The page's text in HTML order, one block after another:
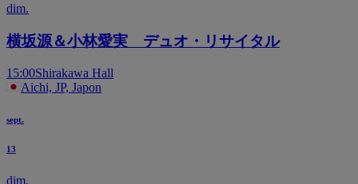
dim.
横坂源＆小林愛実 デュオ・リサイタル
15:00Shirakawa Hall
Aichi, JP, Japon
sept.
13
dim.